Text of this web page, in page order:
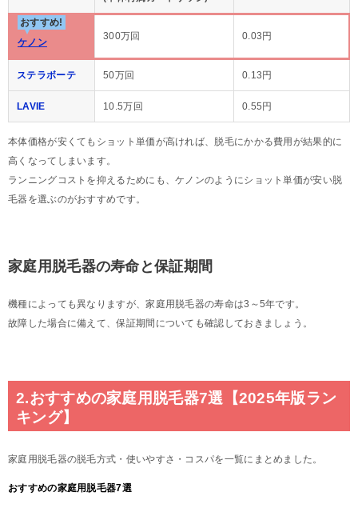
おすすめ!
ケノン
300万回 0.03円
ステラボーテ 50万回 0.13円
LAVIE 10.5万回 0.55円
本体価格が安くてもショット単価が高ければ、脱毛にかかる費用が結果的に
高くなってしまいます。
ランニングコストを抑えるためにも、ケノンのようにショット単価が安い脱
毛器を選ぶのがおすすめです。
家庭用脱毛器の寿命と保証期間
機種によっても異なりますが、家庭用脱毛器の寿命は3～5年です。
故障した場合に備えて、保証期間についても確認しておきましょう。
2.おすすめの家庭用脱毛器7選【2025年版ラン
キング】
家庭用脱毛器の脱毛方式・使いやすさ・コスパを一覧にまとめました。
おすすめの家庭用脱毛器7選